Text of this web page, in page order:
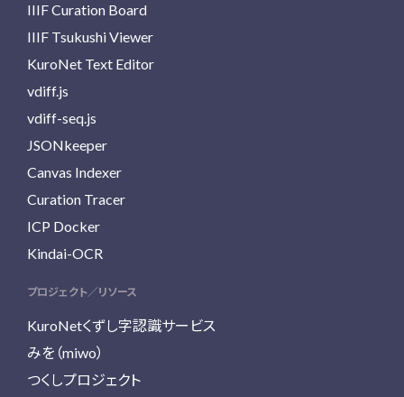
IIIF Curation Board
IIIF Tsukushi Viewer
KuroNet Text Editor
vdiff.js
vdiff-seq.js
JSONkeeper
Canvas Indexer
Curation Tracer
ICP Docker
Kindai-OCR
プロジェクト／リソース
KuroNetくずし字認識サービス
みを（miwo）
つくしプロジェクト